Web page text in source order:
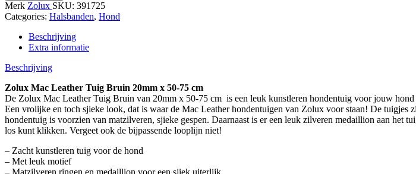
Merk Zolux SKU: 391725
Categories: Halsbanden, Hond
Beschrijving
Extra informatie
Beschrijving
Zolux Mac Leather Tuig Bruin 20mm x 50-75 cm
De Zolux Mac Leather Tuig Bruin van 20mm x 50-75 cm is een leuk kunstleren hondentuig voor jouw
Een vrolijke en toch sjieke look, dat is waar de Mac Leather hondentuigen van Zolux voor staan! De
hondentuig is voorzien van matzilveren, sjieke gespen. Daarnaast is er een leuk zilveren medaillion aan
los kunt klikken. Vergeet ook de bijpassende looplijn niet!
– Zacht kunstleren tuig voor de hond
– Met leuk motief